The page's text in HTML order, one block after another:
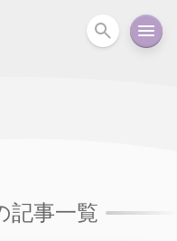
記事一覧